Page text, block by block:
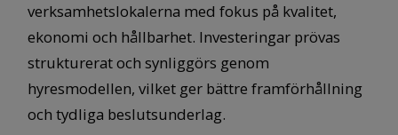
verksamhetslokalerna med fokus på kvalitet,
ekonomi och hållbarhet. Investeringar prövas
strukturerat och synliggörs genom
hyresmodellen, vilket ger bättre framförhållning
och tydliga beslutsunderlag.